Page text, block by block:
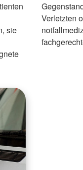
sie
Verletzten